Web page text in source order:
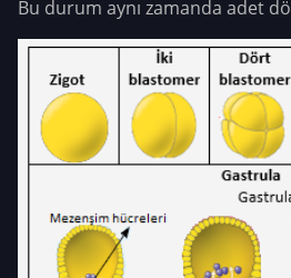
Bu durum aynı zamanda adet